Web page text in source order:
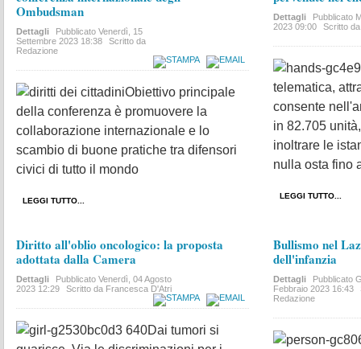
Ombudsman
Dettagli Pubblicato Venerdì, 15
Settembre 2023 18:38
Scritto da
Redazione
Obiettivo principale
della conferenza è promuovere la
collaborazione internazionale e lo
scambio di buone pratiche tra difensori
civici di tutto il mondo
LEGGI TUTTO...
Dettagli Pubblicato
2023 09:00
Scritto
telematica,
consente
in 82.705
inoltrare le
nulla osta fino
LEGGI TUTTO...
Diritto all'oblio oncologico: la proposta
adottata dalla Camera
Dettagli Pubblicato Venerdì, 04 Agosto
2023 12:29
Scritto da Francesca D'Atri
Dai tumori si
Bullismo nel
dell'infanzia
Dettagli Pubblicato
Febbraio 2023 16:43
Redazione